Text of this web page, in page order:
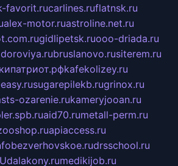
favorit.rucarlines.ruflatnsk.ru
alex-motor.ruastroline.net.ru
gidlipetsk.ruooo-driada.ru
bruslanovo.rusiterem.ru
kafekolizey.ru
sugarepilekb.rugrinox.ru
ozarenie.rukameryjooan.ru
aid70.rumetall-perm.ru
apiaccess.ru
bezverhovskoe.rudrsschool.ru
dalakony.rumedikijob.ru